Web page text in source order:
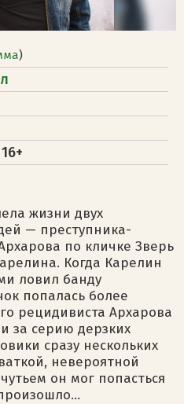
)
16+
жизни двух
— преступника-
по кличке Зверь
Когда Карелин
ловил банду
попалась более
рецидивиста Архарова
за серию дерзких
сразу нескольких
невероятной
он мог попасться